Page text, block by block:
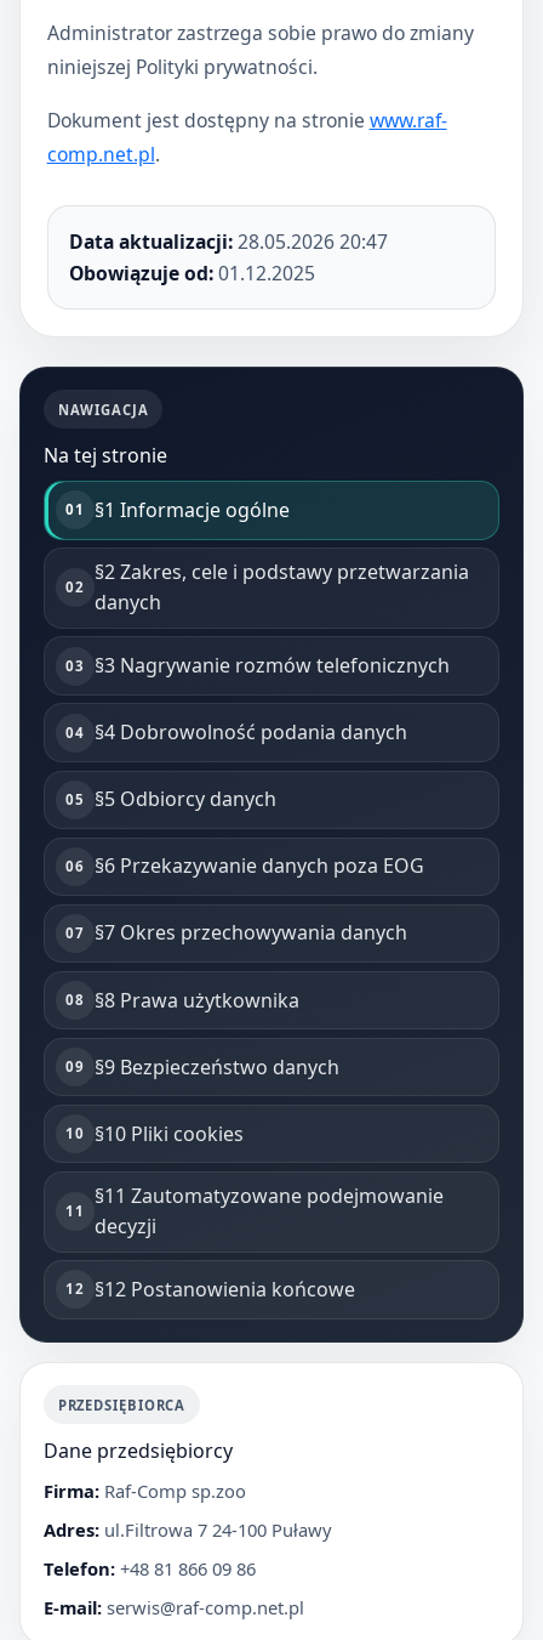
Administrator zastrzega sobie prawo do zmiany
niniejszej Polityki prywatności.
Dokument jest dostępny na stronie www.raf-
comp.net.pl.
Data aktualizacji:28.05.2026 20:47
Obowiązuje od:01.12.2025
NAWIGACJA
Na tej stronie
§1 Informacje ogólne
§2 Zakres, cele i podstawy przetwarzania
danych
§3 Nagrywanie rozmów telefonicznych
§4 Dobrowolność podania danych
§5 Odbiorcy danych
§6 Przekazywanie danych poza EOG
§7 Okres przechowywania danych
§8 Prawa użytkownika
§9 Bezpieczeństwo danych
§10 Pliki cookies
§11 Zautomatyzowane podejmowanie
decyzji
§12 Postanowienia końcowe
PRZEDSIĘBIORCA
Dane przedsiębiorcy
Firma: Raf-Comp sp.zoo
Adres: ul.Filtrowa 7 24-100 Puławy
Telefon: +48 81 866 09 86
E-mail: serwis@raf-comp.net.pl